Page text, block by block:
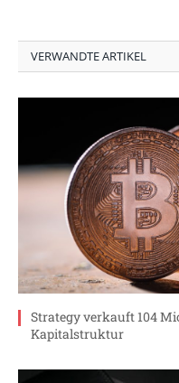
VERWANDTE ARTIKEL
Strategy verkauft 104
Kapitalstruktur